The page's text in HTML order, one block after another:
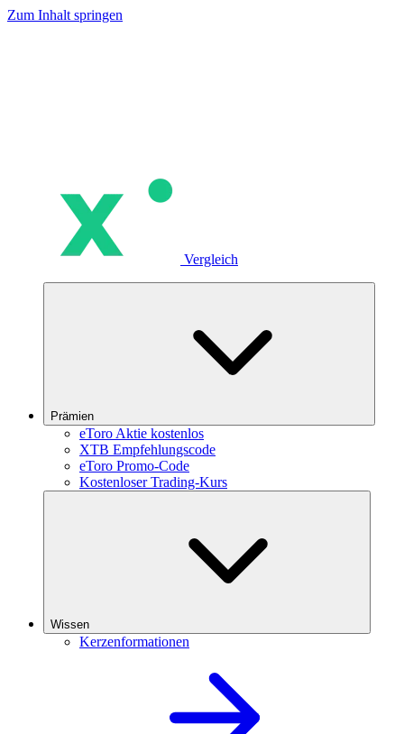
Zum Inhalt springen
Vergleich
Prämien
eToro Aktie kostenlos
XTB Empfehlungscode
eToro Promo-Code
Kostenloser Trading-Kurs
Wissen
Kerzenformationen